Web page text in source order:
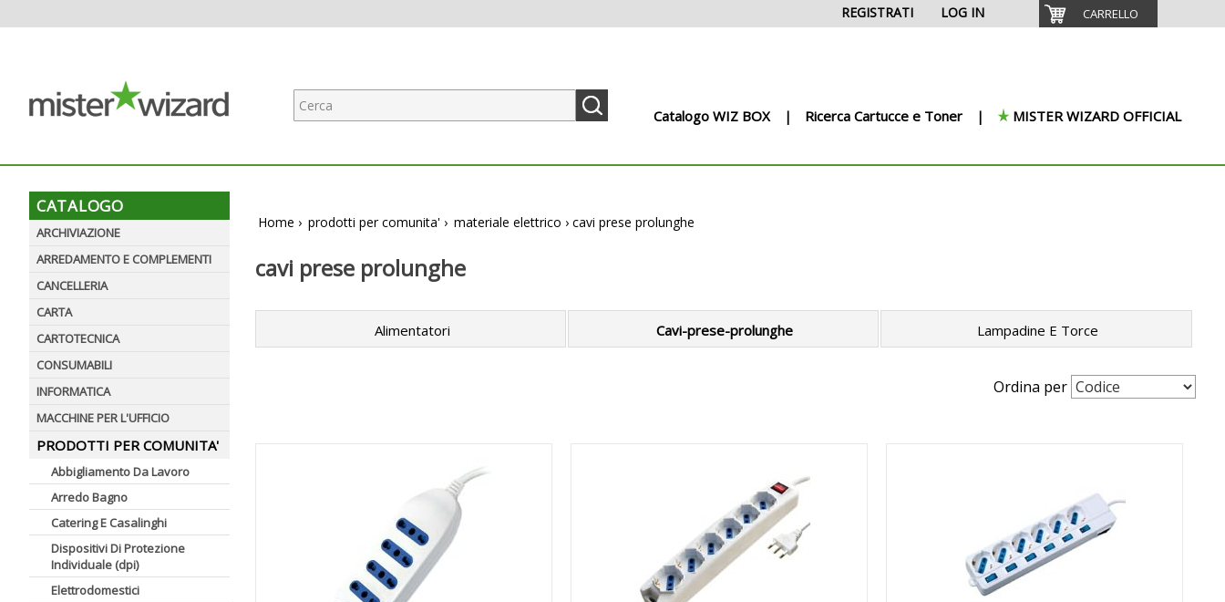
CARRELLO
LOG IN
REGISTRATI
Catalogo WIZ BOX Ricerca Cartucce e Toner MISTER WIZARD OFFICIAL
CATALOGO
ARCHIVIAZIONE
ARREDAMENTO E COMPLEMENTI
CANCELLERIA
CARTA
CARTOTECNICA
CONSUMABILI
INFORMATICA
MACCHINE PER L'UFFICIO
PRODOTTI PER COMUNITA'
Abbigliamento Da Lavoro
Arredo Bagno
Catering E Casalinghi
Dispositivi Di Protezione
Individuale (dpi)
Elettrodomestici
Home › prodotti per comunita' › materiale elettrico › cavi prese prolunghe
cavi prese prolunghe
Alimentatori Cavi-prese-prolunghe Lampadine E Torce
Ordina per